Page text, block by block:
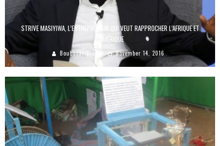
STRIVE MASIYIWA, L’ENTREPRENEUR QUI VEUT RAPPROCHER L’AFRIQUE ET
L’AMÉRIQUE
Boubacar Diallo November 14, 2016